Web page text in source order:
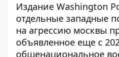
Издание Washington
отдельные западные
на агрессию москвы
объявленное еще с
общенациональное